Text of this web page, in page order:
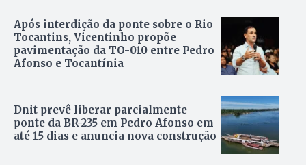
Após interdição da ponte sobre o Rio
Tocantins, Vicentinho propõe
pavimentação da TO-010 entre Pedro
Afonso e Tocantínia
Dnit prevê liberar parcialmente
ponte da BR-235 em Pedro Afonso em
até 15 dias e anuncia nova construção